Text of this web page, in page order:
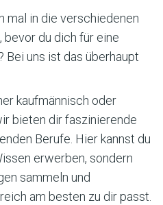
mal in die verschiedenen
bevor du dich für eine
uns ist das überhaupt
kaufmännisch oder
bieten dir faszinierende
Berufe. Hier kannst du
erwerben, sondern
sammeln und
am besten zu dir passt.